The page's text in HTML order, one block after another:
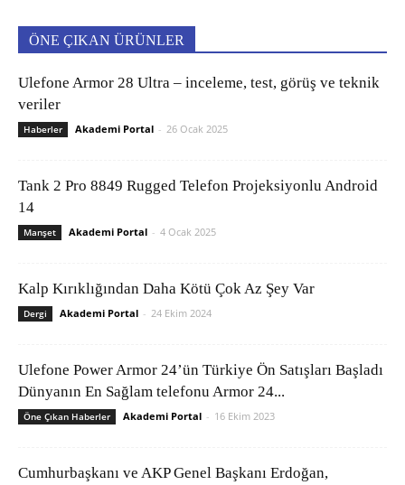
ÖNE ÇIKAN ÜRÜNLER
Ulefone Armor 28 Ultra – inceleme, test, görüş ve teknik
veriler
Haberler Akademi Portal - 26 Ocak 2025
Tank 2 Pro 8849 Rugged Telefon Projeksiyonlu Android
14
Manşet Akademi Portal - 4 Ocak 2025
Kalp Kırıklığından Daha Kötü Çok Az Şey Var
Dergi Akademi Portal - 24 Ekim 2024
Ulefone Power Armor 24’ün Türkiye Ön Satışları Başladı
Dünyanın En Sağlam telefonu Armor 24...
Öne Çıkan Haberler Akademi Portal - 16 Ekim 2023
Cumhurbaşkanı ve AKP Genel Başkanı Erdoğan,